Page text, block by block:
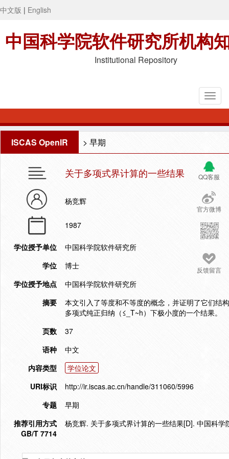
中文版 | English
中国科学院软件研究所机构
Institutional Repository
ISCAS OpenIR > 早期
QQ客服
官方微博
反馈留言
关于多项式界计算的一些结果
杨竞辉
1987
学位授予单位
中国科学院软件研究所
学位
博士
学位授予地点
中国科学院软件研究所
摘要
本文引入了等度和不等度的概念，并证明了它们结
多项式纯正归纳（≤_T~h）下极小度的一个结果。
页数
37
语种
中文
内容类型
学位论文
URI标识
http://ir.iscas.ac.cn/handle/311060/5996
专题
早期
推荐引用方式
GB/T 7714
杨竞辉. 关于多项式界计算的一些结果[D]. 中国科